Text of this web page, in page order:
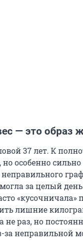
— это образ
37 лет. К
но особенно
неправильного
за целый
«кусочничала»
лишние
раз, но
за неправильной